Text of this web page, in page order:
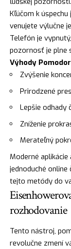
Kľúčom k
venujete výlučne
Telefón je
pozornosť je plne
Výhody
Zvýšenie
Prirodzené
Lepšie odhady
Zníženie
Merateľný
Moderné
jednoduché
tejto metódy do
rozhodovanie
Tento nástroj,
revolučne zmení